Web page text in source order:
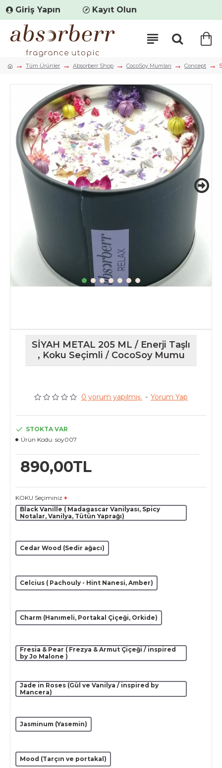
Giriş Yapın Kayıt Olun
Tüm Ürünler Absorberr Shop CocoSoy Mumları Concept
SİYAH METAL 205 ML / Enerji Taşlı
, Koku Seçimli / CocoSoy Mumu
0 yorum yapılmış. - Yorum Yap
890,00TL
STOKTA VAR
Ürün Kodu: soy007
KOKU Seçiminiz
Black Vanille ( Madagascar Vanilyası, Spicy
Notalar, Vanilya, Tütün Yaprağı)
Cedar Wood (Sedir ağacı)
Celcius ( Pachouly - Hint Nanesi, Amber)
Charm (Hanımeli, Portakal Çiçeği, Orkide)
Fresia & Pear ( Frezya & Armut Çiçeği / inspired
by Jo Malone )
Jade in Roses (Gül ve Vanilya / inspired by
Mancera)
Jasminum (Yasemin)
Mood (Tarçın ve portakal)